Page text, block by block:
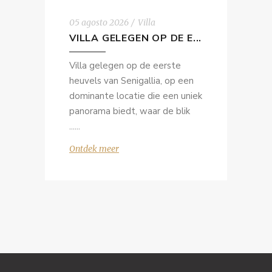
05 agosto 2026 Villa
VILLA GELEGEN OP DE E...
Villa gelegen op de eerste
heuvels van Senigallia, op een
dominante locatie die een uniek
panorama biedt, waar de blik
...
Ontdek meer